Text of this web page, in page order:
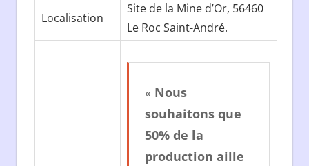
Localisation
Site de la Mine d’Or, 56460
Le Roc Saint-André.
« Nous
souhaitons que
50% de la
production aille